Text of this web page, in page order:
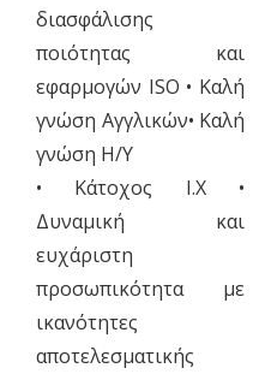
διασφάλισης
ποιότητας και
εφαρμογών ISO • Καλή
γνώση Αγγλικών• Καλή
γνώση Η/Υ
• Κάτοχος Ι.Χ •
Δυναμική και
ευχάριστη
προσωπικότητα με
ικανότητες
αποτελεσματικής